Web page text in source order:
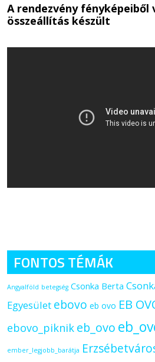
A rendezvény fényképeiből
összeállítás készült
FONTOS TÉMÁK
Angyalföld betegség Csonka Berta
Egyesület ebovo eb ovo EB
ebovo_piknik eb_ovo
ember_legjobb_barátja